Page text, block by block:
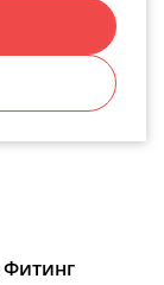
Фитинг